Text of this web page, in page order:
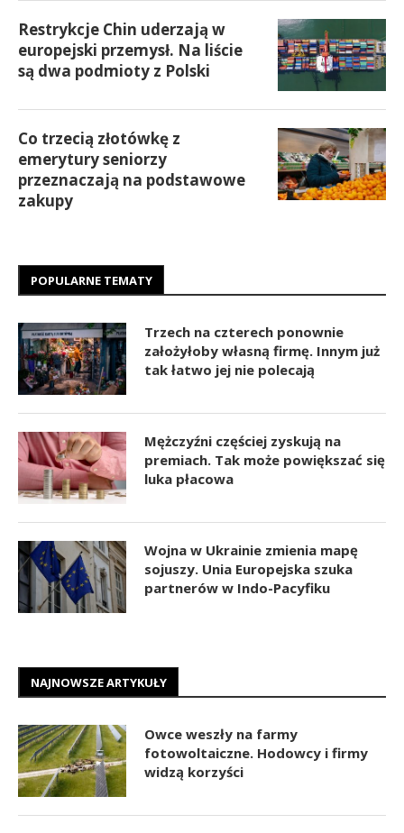
Restrykcje Chin uderzają w
europejski przemysł. Na liście
są dwa podmioty z Polski
Co trzecią złotówkę z
emerytury seniorzy
przeznaczają na podstawowe
zakupy
POPULARNE TEMATY
Trzech na czterech ponownie
założyłoby własną firmę. Innym już
tak łatwo jej nie polecają
Mężczyźni częściej zyskują na
premiach. Tak może powiększać się
luka płacowa
Wojna w Ukrainie zmienia mapę
sojuszy. Unia Europejska szuka
partnerów w Indo-Pacyfiku
NAJNOWSZE ARTYKUŁY
Owce weszły na farmy
fotowoltaiczne. Hodowcy i firmy
widzą korzyści